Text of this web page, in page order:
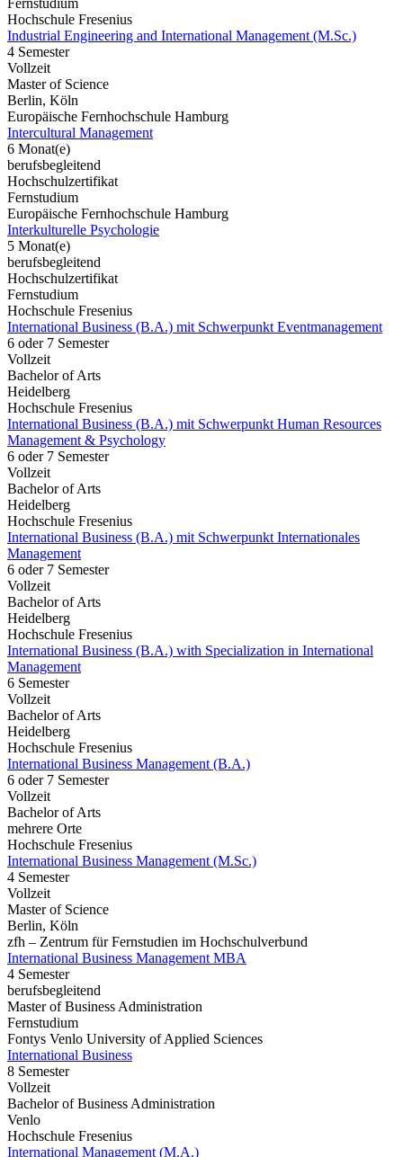
Fernstudium
Hochschule Fresenius
Industrial Engineering and International Management (M.Sc.)
4 Semester
Vollzeit
Master of Science
Berlin, Köln
Europäische Fernhochschule Hamburg
Intercultural Management
6 Monat(e)
berufsbegleitend
Hochschulzertifikat
Fernstudium
Europäische Fernhochschule Hamburg
Interkulturelle Psychologie
5 Monat(e)
berufsbegleitend
Hochschulzertifikat
Fernstudium
Hochschule Fresenius
International Business (B.A.) mit Schwerpunkt Eventmanagement
6 oder 7 Semester
Vollzeit
Bachelor of Arts
Heidelberg
Hochschule Fresenius
International Business (B.A.) mit Schwerpunkt Human Resources
Management & Psychology
6 oder 7 Semester
Vollzeit
Bachelor of Arts
Heidelberg
Hochschule Fresenius
International Business (B.A.) mit Schwerpunkt Internationales
Management
6 oder 7 Semester
Vollzeit
Bachelor of Arts
Heidelberg
Hochschule Fresenius
International Business (B.A.) with Specialization in International
Management
6 Semester
Vollzeit
Bachelor of Arts
Heidelberg
Hochschule Fresenius
International Business Management (B.A.)
6 oder 7 Semester
Vollzeit
Bachelor of Arts
mehrere Orte
Hochschule Fresenius
International Business Management (M.Sc.)
4 Semester
Vollzeit
Master of Science
Berlin, Köln
zfh – Zentrum für Fernstudien im Hochschulverbund
International Business Management MBA
4 Semester
berufsbegleitend
Master of Business Administration
Fernstudium
Fontys Venlo University of Applied Sciences
International Business
8 Semester
Vollzeit
Bachelor of Business Administration
Venlo
Hochschule Fresenius
International Management (M.A.)